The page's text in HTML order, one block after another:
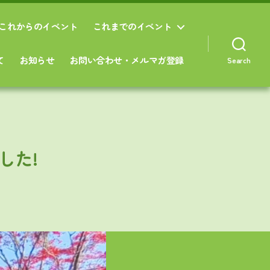
れからのイベント これまでのイベント
お知らせ お問い合わせ・メルマガ登録 Search
た!